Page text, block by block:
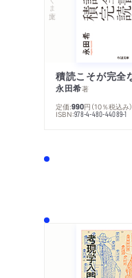
永田希著
定価:990円 （10％税込み）
ISBN:978-4-480-44089-1